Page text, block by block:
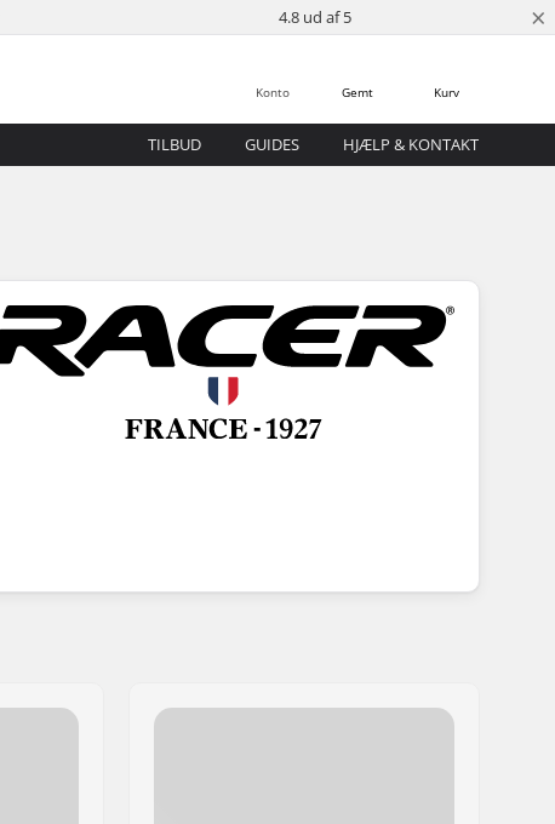
4.8 ud af 5 ×
Kurv
Gemt
Konto
TILBUD GUIDES HJÆLP & KONTAKT